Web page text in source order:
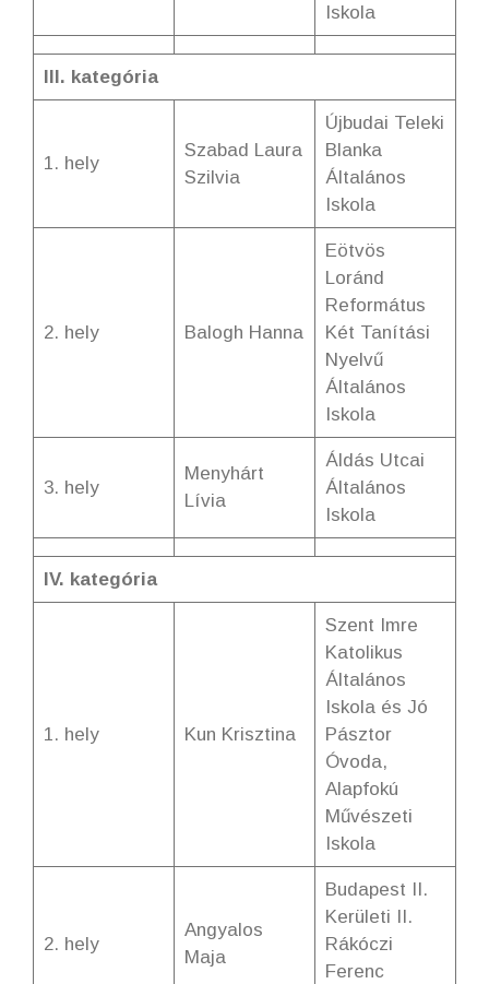
Iskola
III. kategória
1. hely
Szabad Laura
Szilvia
Újbudai Teleki
Blanka
Általános
Iskola
2. hely Balogh Hanna
Eötvös
Loránd
Református
Két Tanítási
Nyelvű
Általános
Iskola
3. hely
Menyhárt
Lívia
Áldás Utcai
Általános
Iskola
IV. kategória
1. hely Kun Krisztina
Szent Imre
Katolikus
Általános
Iskola és Jó
Pásztor
Óvoda,
Alapfokú
Művészeti
Iskola
2. hely
Angyalos
Maja
Budapest II.
Kerületi II.
Rákóczi
Ferenc